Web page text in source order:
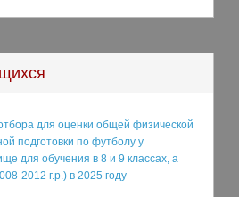
для оценки общей физической
подготовки по футболу у
для обучения в 8 и 9 классах, а
2012 г.р.) в 2025 году